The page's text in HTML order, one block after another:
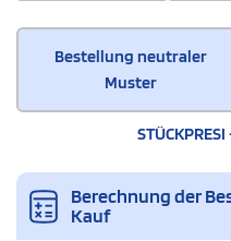
Bestellung neutraler
Muster
Berechnung der
Kauf